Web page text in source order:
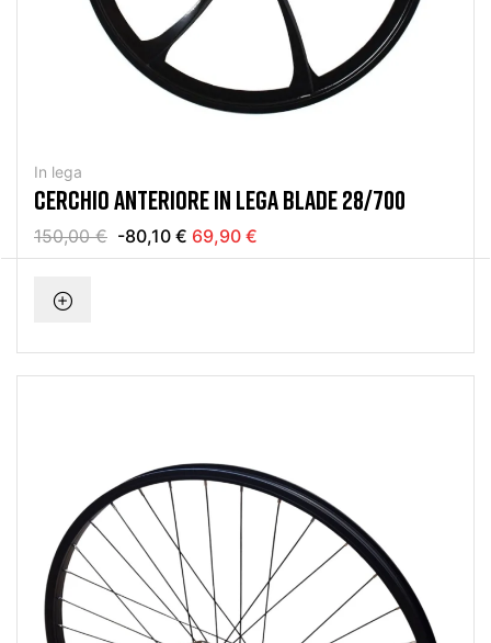
In lega
CERCHIO ANTERIORE IN LEGA BLADE 28/700
150,00 € -80,10 € 69,90 €